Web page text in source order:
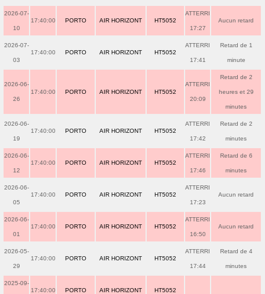
2026-07-
10
17:40:00 PORTO AIR HORIZONT HT5052
ATTERRI
17:27
Aucun retard
2026-07-
03
17:40:00 PORTO AIR HORIZONT HT5052
ATTERRI
17:41
Retard de 1
minute
2026-06-
26
17:40:00 PORTO AIR HORIZONT HT5052
ATTERRI
20:09
Retard de 2
heures et 29
minutes
2026-06-
19
17:40:00 PORTO AIR HORIZONT HT5052
ATTERRI
17:42
Retard de 2
minutes
2026-06-
12
17:40:00 PORTO AIR HORIZONT HT5052
ATTERRI
17:46
Retard de 6
minutes
2026-06-
05
17:40:00 PORTO AIR HORIZONT HT5052
ATTERRI
17:23
Aucun retard
2026-06-
01
17:40:00 PORTO AIR HORIZONT HT5052
ATTERRI
16:50
Aucun retard
2026-05-
29
17:40:00 PORTO AIR HORIZONT HT5052
ATTERRI
17:44
Retard de 4
minutes
2025-09-
17:40:00 PORTO AIR HORIZONT HT5052